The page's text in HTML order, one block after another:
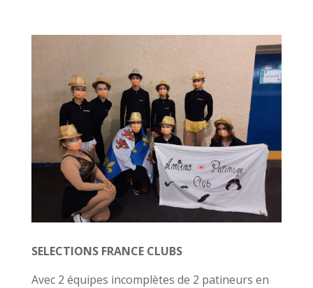
SELECTIONS FRANCE CLUBS
Avec 2 équipes incomplètes de 2 patineurs en